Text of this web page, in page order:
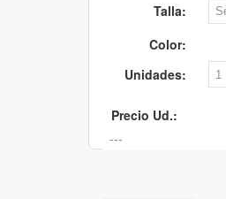
Talla:
Color:
Unidades:
Precio Ud.: